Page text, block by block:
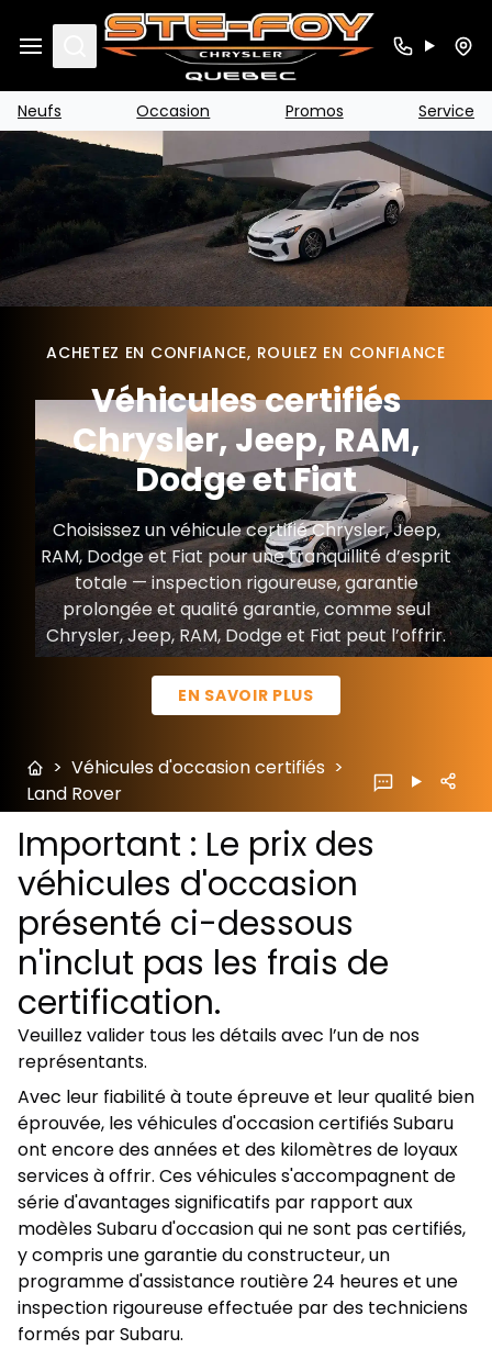
Search
Neufs Occasion Promos Service
ACHETEZ EN CONFIANCE, ROULEZ EN CONFIANCE
Véhicules certifiés
Chrysler, Jeep, RAM,
Dodge et Fiat
Choisissez un véhicule certifié Chrysler, Jeep,
RAM, Dodge et Fiat pour une tranquillité d’esprit
totale — inspection rigoureuse, garantie
prolongée et qualité garantie, comme seul
Chrysler, Jeep, RAM, Dodge et Fiat peut l’offrir.
EN SAVOIR PLUS
> Véhicules d'occasion certifiés >
Land Rover
Important : Le prix des
véhicules d'occasion
présenté ci-dessous
n'inclut pas les frais de
certification.
Veuillez valider tous les détails avec l’un de nos
représentants.
Avec leur fiabilité à toute épreuve et leur qualité bien
éprouvée, les véhicules d'occasion certifiés Subaru
ont encore des années et des kilomètres de loyaux
services à offrir. Ces véhicules s'accompagnent de
série d'avantages significatifs par rapport aux
modèles Subaru d'occasion qui ne sont pas certifiés,
y compris une garantie du constructeur, un
programme d'assistance routière 24 heures et une
inspection rigoureuse effectuée par des techniciens
formés par Subaru.